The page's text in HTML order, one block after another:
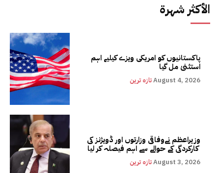
الأكثر شهرة
پاکستانیوں کو امریکی ویزے کیلیے اہم
استثنیٰ مل گیا
تازہ ترینAugust 4, 2026
وزیراعظم نےوفاقی وزارتوں اور ڈویژنز کی
کارکردگی کے حوالے سے اہم فیصلہ کر لیا
تازہ ترینAugust 3, 2026